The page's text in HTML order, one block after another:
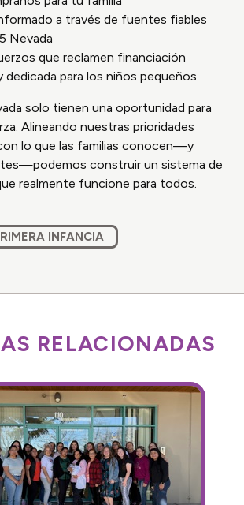
a través de fuentes fiables
Nevada
que reclamen financiación
dedicada para los niños pequeños
solo tienen una oportunidad para
Alineando nuestras prioridades
lo que las familias conocen—y
construir un sistema de
realmente funcione para todos.
INFANCIA
RELACIONADAS